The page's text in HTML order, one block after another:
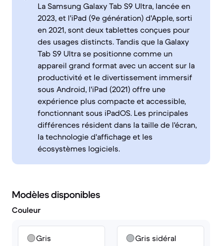
La Samsung Galaxy Tab S9 Ultra, lancée en
2023, et l'iPad (9e génération) d'Apple, sorti
en 2021, sont deux tablettes conçues pour
des usages distincts. Tandis que la Galaxy
Tab S9 Ultra se positionne comme un
appareil grand format avec un accent sur la
productivité et le divertissement immersif
sous Android, l'iPad (2021) offre une
expérience plus compacte et accessible,
fonctionnant sous iPadOS. Les principales
différences résident dans la taille de l'écran,
la technologie d'affichage et les
écosystèmes logiciels.
Modèles disponibles
Couleur
Gris Gris sidéral